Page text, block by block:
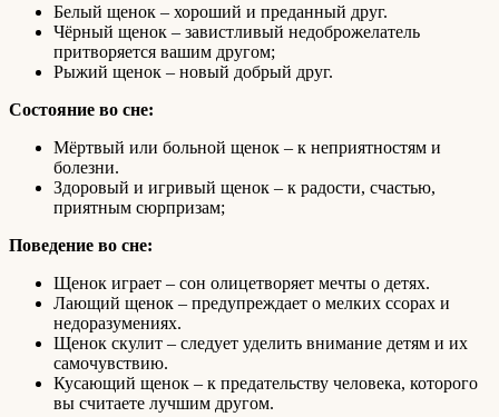
Белый щенок – хороший и преданный друг.
Чёрный щенок – завистливый недоброжелатель
притворяется вашим другом;
Рыжий щенок – новый добрый друг.
Состояние во сне:
Мёртвый или больной щенок – к неприятностям и
болезни.
Здоровый и игривый щенок – к радости, счастью,
приятным сюрпризам;
Поведение во сне:
Щенок играет – сон олицетворяет мечты о детях.
Лающий щенок – предупреждает о мелких ссорах и
недоразумениях.
Щенок скулит – следует уделить внимание детям и их
самочувствию.
Кусающий щенок – к предательству человека, которого
вы считаете лучшим другом.